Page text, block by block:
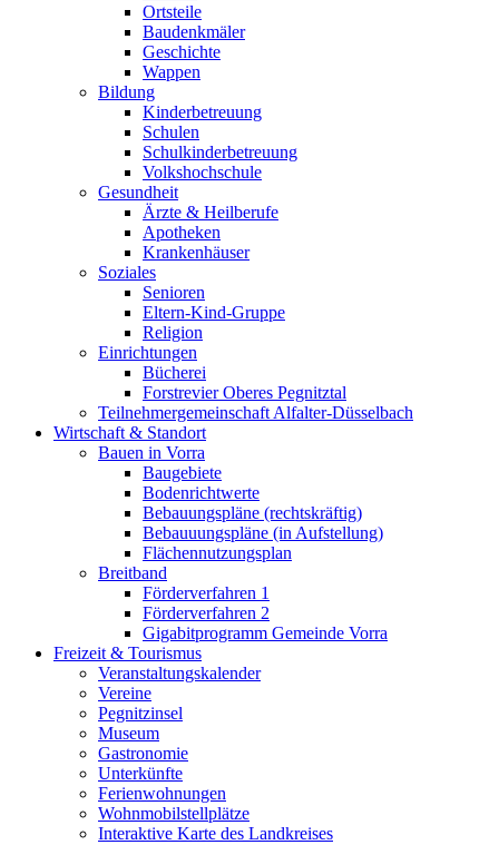
Ortsteile
Baudenkmäler
Geschichte
Wappen
Bildung
Kinderbetreuung
Schulen
Schulkinderbetreuung
Volkshochschule
Gesundheit
Ärzte & Heilberufe
Apotheken
Krankenhäuser
Soziales
Senioren
Eltern-Kind-Gruppe
Religion
Einrichtungen
Bücherei
Forstrevier Oberes Pegnitztal
Teilnehmergemeinschaft Alfalter-Düsselbach
Wirtschaft & Standort
Bauen in Vorra
Baugebiete
Bodenrichtwerte
Bebauungspläne (rechtskräftig)
Bebauuungspläne (in Aufstellung)
Flächennutzungsplan
Breitband
Förderverfahren 1
Förderverfahren 2
Gigabitprogramm Gemeinde Vorra
Freizeit & Tourismus
Veranstaltungskalender
Vereine
Pegnitzinsel
Museum
Gastronomie
Unterkünfte
Ferienwohnungen
Wohnmobilstellplätze
Interaktive Karte des Landkreises